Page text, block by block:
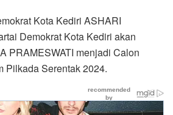
Kota Kediri ASHARI
Demokrat Kota Kediri akan
PRAMESWATI menjadi Calon
Pilkada Serentak 2024.